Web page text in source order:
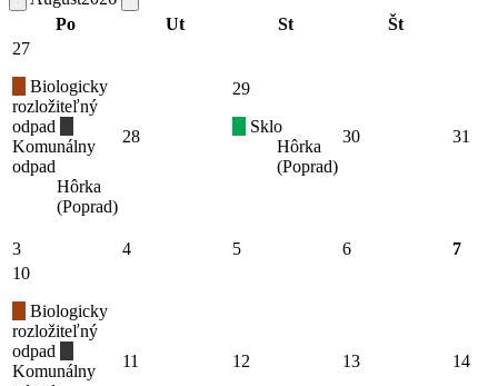
Po
Ut St Št
27
Biologicky
rozložiteľný
odpad
Komunálny
odpad
Hôrka
(Poprad)
28
29
Sklo
Hôrka
(Poprad)
30 31
3 4 5 6
7
10
Biologicky
rozložiteľný
odpad
Komunálny
11 12 13 14